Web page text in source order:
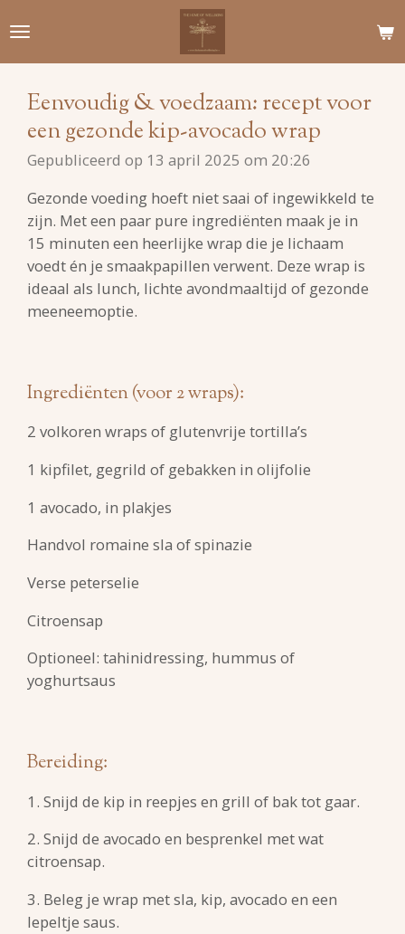
direct
naar
hoofdinhoud
Eenvoudig & voedzaam: recept voor
een gezonde kip-avocado wrap
Gepubliceerd op 13 april 2025 om 20:26
Gezonde voeding hoeft niet saai of ingewikkeld te
zijn. Met een paar pure ingrediënten maak je in
15 minuten een heerlijke wrap die je lichaam
voedt én je smaakpapillen verwent. Deze wrap is
ideaal als lunch, lichte avondmaaltijd of gezonde
meeneemoptie.
Ingrediënten (voor 2 wraps):
2 volkoren wraps of glutenvrije tortilla’s
1 kipfilet, gegrild of gebakken in olijfolie
1 avocado, in plakjes
Handvol romaine sla of spinazie
Verse peterselie
Citroensap
Optioneel: tahinidressing, hummus of
yoghurtsaus
Bereiding:
1. Snijd de kip in reepjes en grill of bak tot gaar.
2. Snijd de avocado en besprenkel met wat
citroensap.
3. Beleg je wrap met sla, kip, avocado en een
lepeltje saus.